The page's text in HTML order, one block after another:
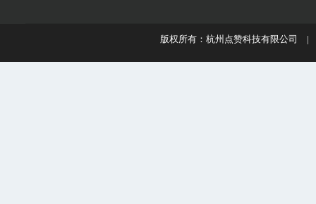
版权所有：杭州点赞科技有限公司